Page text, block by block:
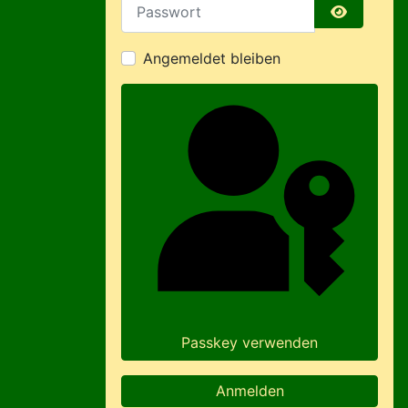
Passwort
Angemeldet bleiben
Passkey verwenden
Anmelden